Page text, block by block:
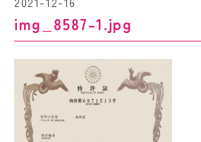
img_8587-1.jpg